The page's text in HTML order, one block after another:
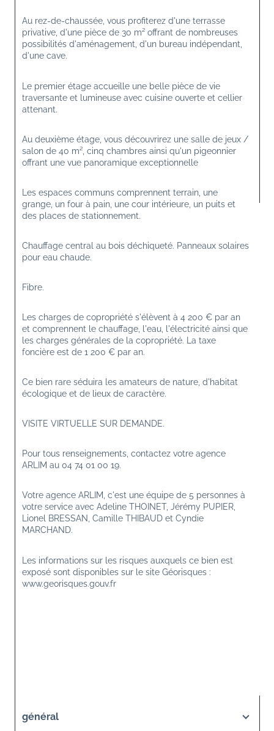
Au rez-de-chaussée, vous profiterez d'une terrasse
privative, d'une pièce de 30 m² offrant de nombreuses
possibilités d'aménagement, d'un bureau indépendant,
d'une cave.
Le premier étage accueille une belle pièce de vie
traversante et lumineuse avec cuisine ouverte et cellier
attenant.
Au deuxième étage, vous découvrirez une salle de jeux /
salon de 40 m², cinq chambres ainsi qu'un pigeonnier
offrant une vue panoramique exceptionnelle
Les espaces communs comprennent terrain, une
grange, un four à pain, une cour intérieure, un puits et
des places de stationnement.
Chauffage central au bois déchiqueté. Panneaux solaires
pour eau chaude.
Fibre.
Les charges de copropriété s'élèvent à 4 200 € par an
et comprennent le chauffage, l'eau, l'électricité ainsi que
les charges générales de la copropriété. La taxe
foncière est de 1 200 € par an.
Ce bien rare séduira les amateurs de nature, d'habitat
écologique et de lieux de caractère.
VISITE VIRTUELLE SUR DEMANDE.
Pour tous renseignements, contactez votre agence
ARLIM au 04 74 01 00 19.
Votre agence ARLIM, c'est une équipe de 5 personnes à
votre service avec Adeline THOINET, Jérémy PUPIER,
Lionel BRESSAN, Camille THIBAUD et Cyndie
MARCHAND.
Les informations sur les risques auxquels ce bien est
exposé sont disponibles sur le site Géorisques :
www.georisques.gouv.fr
général